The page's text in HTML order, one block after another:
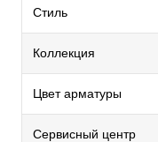
Стиль
Коллекция
Цвет арматуры
Сервисный центр